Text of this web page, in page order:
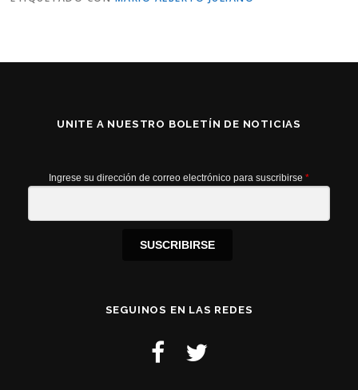
UNITE A NUESTRO BOLETÍN DE NOTICIAS
Ingrese su dirección de correo electrónico para suscribirse *
SUSCRIBIRSE
SEGUINOS EN LAS REDES